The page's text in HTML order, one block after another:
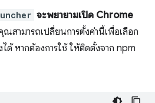
จะพยายามเปิด Chrome
สามารถเปลี่ยนการตั้งค่านี้เพื่อเลือก
ด้ หากต้องการใช้ ให้ติดตั้งจาก npm